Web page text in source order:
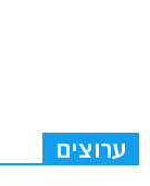
ערוצים